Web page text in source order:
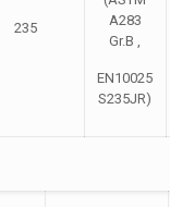
235
A283
Gr.B ,
EN10025
S235JR)